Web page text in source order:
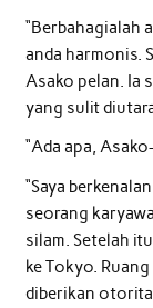
“Berbahagialah
anda harmonis.
Asako pelan. Ia
yang sulit
“Ada apa,
“Saya
seorang
silam. Setelah
ke Tokyo.
diberikan